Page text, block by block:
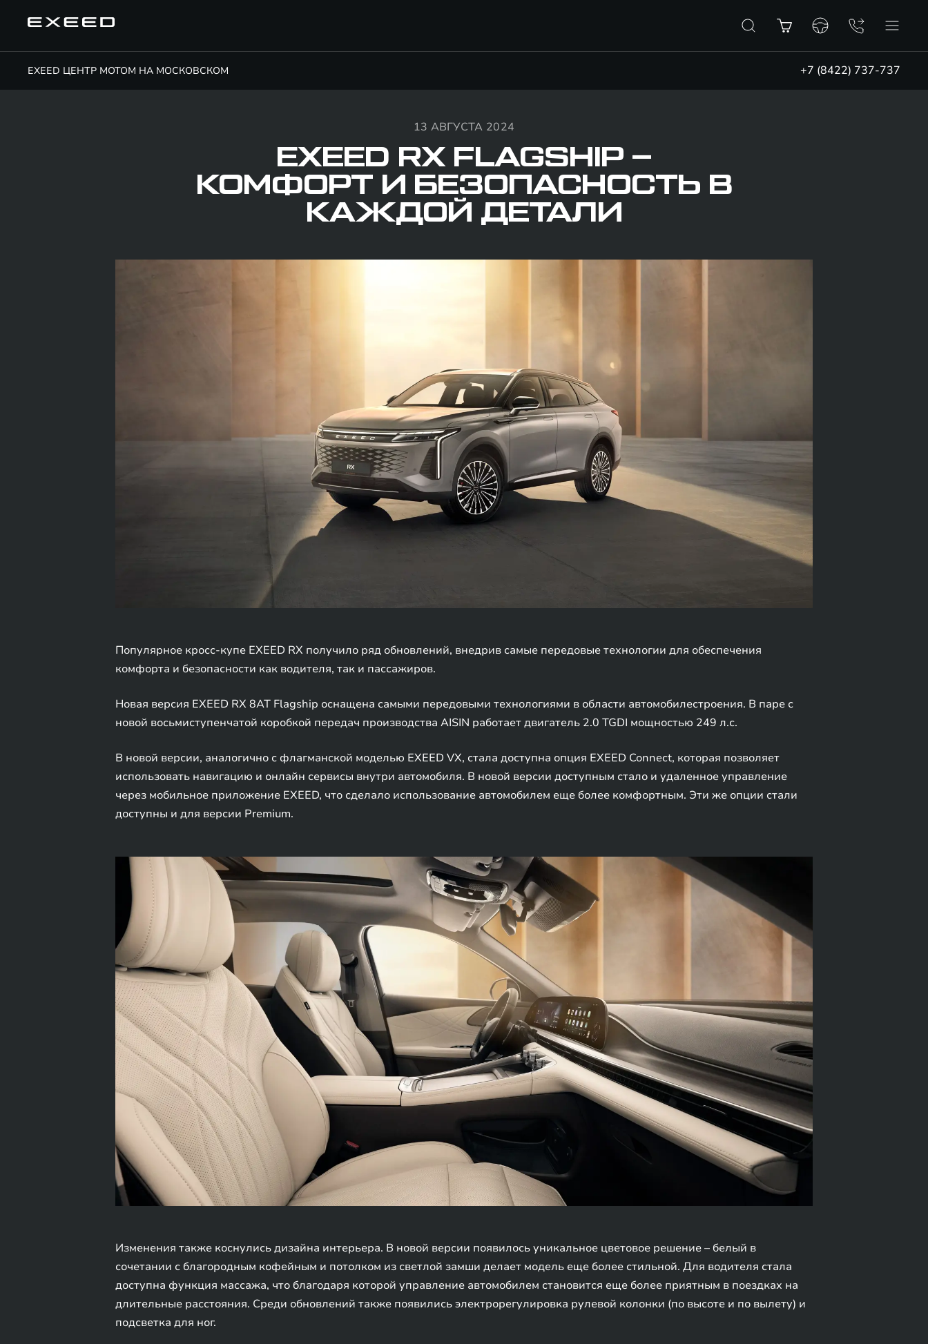
EXEED ЦЕНТР МОТОМ НА МОСКОВСКОМ +7 (8422) 737-737
13 АВГУСТА 2024
EXEED RX FLAGSHIP –
КОМФОРТ И БЕЗОПАСНОСТЬ В
КАЖДОЙ ДЕТАЛИ
Популярное кросс-купе EXEED RX получило ряд обновлений, внедрив самые передовые технологии для обеспечения
комфорта и безопасности как водителя, так и пассажиров.
Новая версия EXEED RX 8AT Flagship оснащена самыми передовыми технологиями в области автомобилестроения. В паре с
новой восьмиступенчатой коробкой передач производства AISIN работает двигатель 2.0 TGDI мощностью 249 л.с.
В новой версии, аналогично с флагманской моделью EXEED VX, стала доступна опция EXEED Connect, которая позволяет
использовать навигацию и онлайн сервисы внутри автомобиля. В новой версии доступным стало и удаленное управление
через мобильное приложение EXEED, что сделало использование автомобилем еще более комфортным. Эти же опции стали
доступны и для версии Premium.
Изменения также коснулись дизайна интерьера. В новой версии появилось уникальное цветовое решение – белый в
сочетании с благородным кофейным и потолком из светлой замши делает модель еще более стильной. Для водителя стала
доступна функция массажа, что благодаря которой управление автомобилем становится еще более приятным в поездках на
длительные расстояния. Среди обновлений также появились электрорегулировка рулевой колонки (по высоте и по вылету) и
подсветка для ног.